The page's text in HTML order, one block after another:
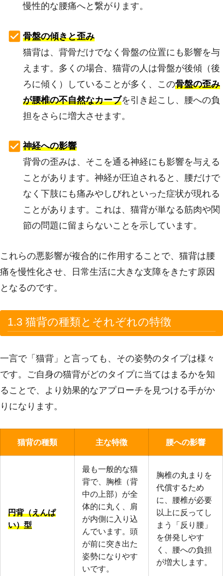
慢性的な腰痛へと繋がります。
骨盤の傾きと歪み
猫背は、背骨だけでなく骨盤の位置にも影響を与
えます。多くの場合、猫背の人は骨盤が後傾（後
ろに傾く）していることが多く、この骨盤の歪み
が腰椎の不自然なカーブを引き起こし、腰への負
担をさらに増大させます。
神経への影響
背骨の歪みは、そこを通る神経にも影響を与える
ことがあります。神経が圧迫されると、腰だけで
なく下肢にも痛みやしびれといった症状が現れる
ことがあります。これは、猫背が単なる筋肉や関
節の問題に留まらないことを示しています。
これらの悪影響が複合的に作用することで、猫背は腰
痛を慢性化させ、日常生活に大きな支障をきたす原因
となるのです。
1.3 猫背の種類とそれぞれの特徴
一言で「猫背」と言っても、その姿勢のタイプは様々
です。ご自身の猫背がどのタイプに当てはまるかを知
ることで、より効果的なアプローチを見つける手がか
りになります。
猫背の種類 主な特徴 腰への影響
円背（えんぱ
い）型
最も一般的な猫
背で、胸椎（背
中の上部）が全
体的に丸く、肩
が内側に入り込
んでいます。頭
が前に突き出た
姿勢になりやす
いです。
胸椎の丸まりを
代償するため
に、腰椎が必要
以上に反ってし
まう「反り腰」
を併発しやす
く、腰への負担
が増大します。